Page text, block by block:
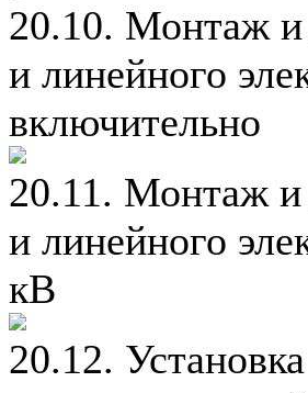
20.10. Монтаж и
и линейного
включительно
20.11. Монтаж и
и линейного
кВ
20.12.